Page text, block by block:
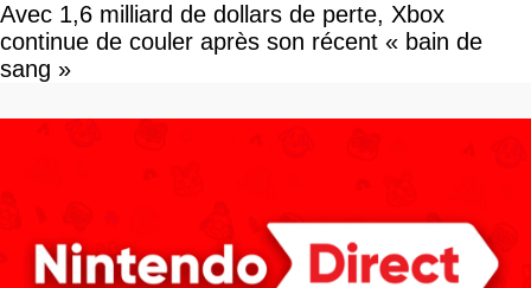
Avec 1,6 milliard de dollars de perte, Xbox
continue de couler après son récent « bain de
sang »